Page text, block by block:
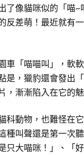
了像貓咪似的「喵~
反差萌！最近就有
車「喵喵叫」，軟
是，獵豹還會發出
，漸漸陷入在它的
科動物，也難怪在
種叫聲還是第一次
只大喵咪！」、「